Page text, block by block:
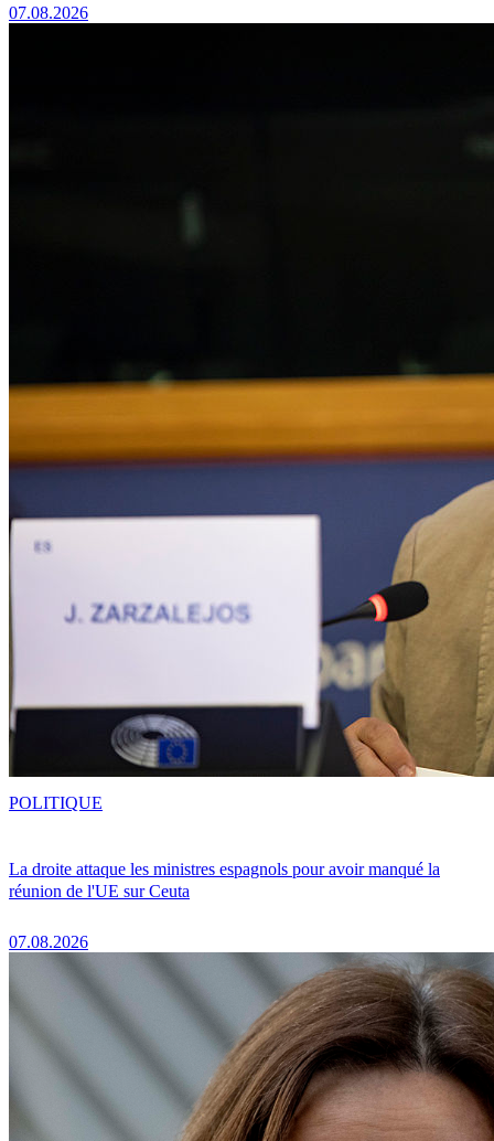
07.08.2026
La droite attaque les ministres espagnols pour avoir manqué la
réunion de l'UE sur Ceuta
07.08.2026
POLITIQUE